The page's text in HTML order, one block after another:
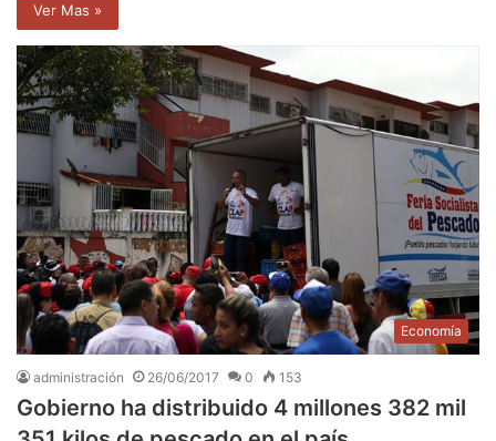
Ver Mas »
Economía
administración 26/06/2017 0 153
Gobierno ha distribuido 4 millones 382 mil